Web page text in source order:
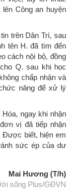
Công an huyện
trên Dân Trí, sau
tên H. đã tìm đến
cách nội bộ, đồng
Q. sau khi học
chấp nhận và
năng để xử lý
ngay khi nhận
vị đã tiếp nhận
Được biết, hiện em
sức ép của dư
Mai Hương (T/h)
sống Plus/GĐVN